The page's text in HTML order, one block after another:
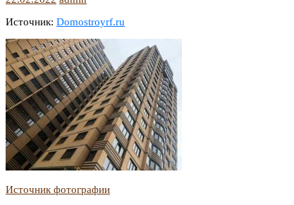
Источник: Domostroyrf.ru
Источник фотографии